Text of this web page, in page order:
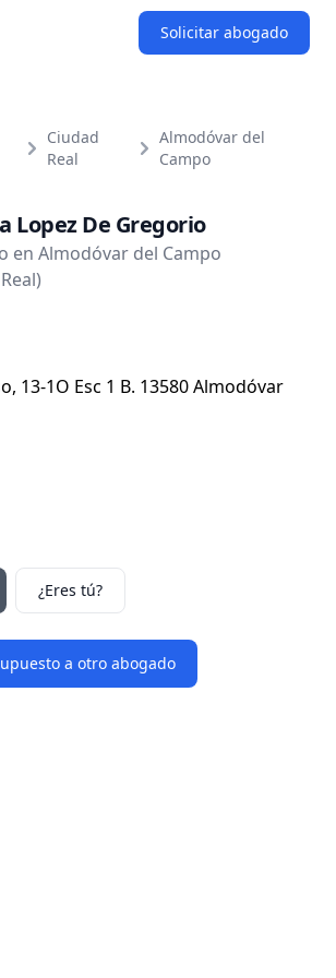
Solicitar abogado
Ciudad
Real
Almodóvar del
Campo
Lopez De Gregorio
en Almodóvar del Campo
13-1O Esc 1 B. 13580 Almodóvar
¿Eres tú?
a otro abogado